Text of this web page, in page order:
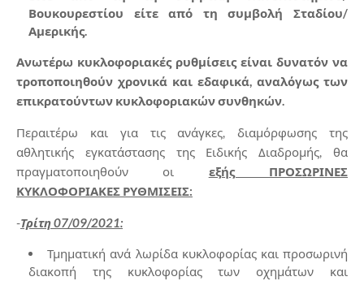
Βουκουρεστίου είτε από τη συμβολή Σταδίου/
Αμερικής.
Ανωτέρω κυκλοφοριακές ρυθμίσεις είναι δυνατόν να
τροποποιηθούν χρονικά και εδαφικά, αναλόγως των
επικρατούντων κυκλοφοριακών συνθηκών.
Περαιτέρω και για τις ανάγκες, διαμόρφωσης της
αθλητικής εγκατάστασης της Ειδικής Διαδρομής, θα
πραγματοποιηθούν οι εξής ΠΡΟΣΩΡΙΝΕΣ
ΚΥΚΛΟΦΟΡΙΑΚΕΣ ΡΥΘΜΙΣΕΙΣ:
-Τρίτη 07/09/2021:
Τμηματική ανά λωρίδα κυκλοφορίας και προσωρινή
διακοπή της κυκλοφορίας των οχημάτων και